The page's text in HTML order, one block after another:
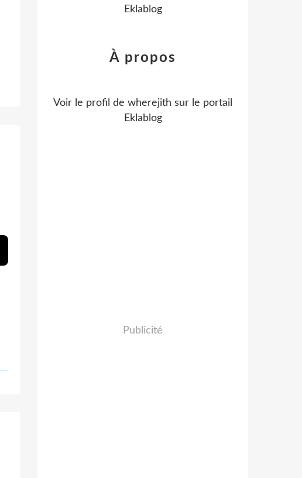
Eklablog
À propos
Voir le profil de wherejith sur le portail
Eklablog
Publicité